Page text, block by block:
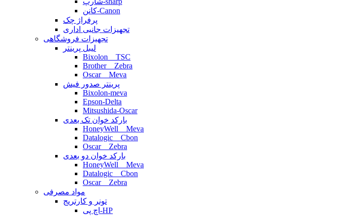
کانن-Canon
پرفراژ چک
تجهیزات جانبی اداری
تجهیزات فروشگاهی
لیبل پرینتر
Bixolon _ TSC
Brother _ Zebra
Oscar _ Meva
پرینتر صدور فیش
Bixolon-meva
Epson-Delta
Mitsushida-Oscar
بارکد خوان تک بعدی
HoneyWell _ Meva
Datalogic _ Cbon
Oscar _ Zebra
بارکد خوان دو بعدی
HoneyWell _ Meva
Datalogic _ Cbon
Oscar _ Zebra
مواد مصرفی
تونر و کارتریج
اچ پی-HP